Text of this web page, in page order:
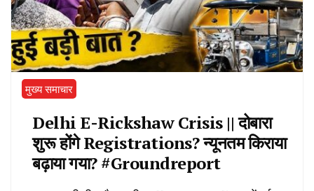
मुख्य समाचार
Delhi E-Rickshaw Crisis || दोबारा
शुरू होंगे Registrations? न्यूनतम किराया
बढ़ाया गया? #Groundreport